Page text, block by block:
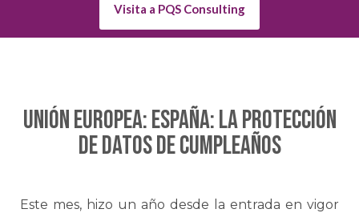
Visita a PQS Consulting
UNIÓN EUROPEA: ESPAÑA: La Protección
de Datos de Cumpleaños
Este mes, hizo un año desde la entrada en vigor